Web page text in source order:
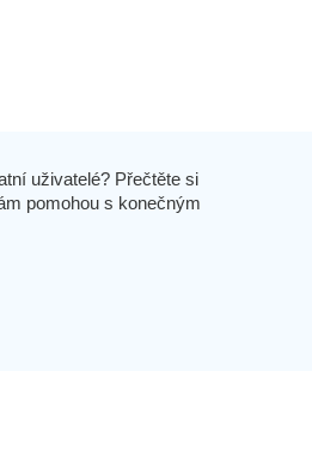
uživatelé? Přečtěte si
pomohou s konečným